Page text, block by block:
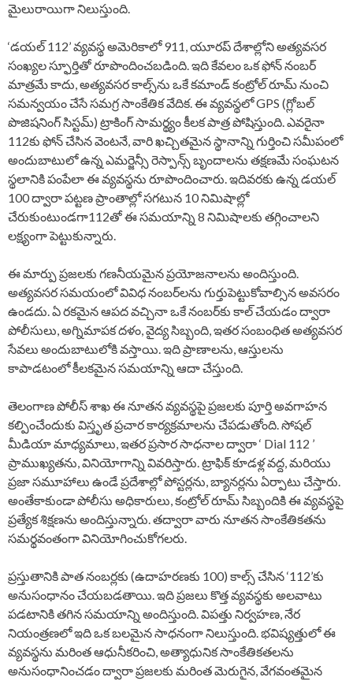
మైలురాయిగా నిలుస్తుంది.
‘డయల్ 112’ వ్యవస్థ అమెరికాలో 911, యూరప్ దేశాల్లోని అత్యవసర
సంఖ్యల స్ఫూర్తితో రూపొందించబడింది. ఇది కేవలం ఒక ఫోన్ నంబర్
మాత్రమే కాదు, అత్యవసర కాల్స్‌ను ఒకే కమాండ్ కంట్రోల్ రూమ్ నుంచి
సమన్వయం చేసే సమగ్ర సాంకేతిక వేదిక. ఈ వ్యవస్థలో GPS (గ్లోబల్
పొజిషనింగ్ సిస్టమ్) ట్రాకింగ్ సామర్థ్యం కీలక పాత్ర పోషిస్తుంది. ఎవరైనా
112కు ఫోన్ చేసిన వెంటనే, వారి ఖచ్చితమైన స్థానాన్ని గుర్తించి సమీపంలో
అందుబాటులో ఉన్న ఎమర్జెన్సీ రెస్పాన్స్ బృందాలను తక్షణమే సంఘటన
స్థలానికి పంపేలా ఈ వ్యవస్థను రూపొందించారు. ఇదివరకు ఉన్న డయల్
100 ద్వారా పట్టణ ప్రాంతాల్లో సగటున 10 నిమిషాల్లో
చేరుకుంటుండగా112తో ఈ సమయాన్ని 8 నిమిషాలకు తగ్గించాలని
లక్ష్యంగా పెట్టుకున్నారు.
ఈ మార్పు ప్రజలకు గణనీయమైన ప్రయోజనాలను అందిస్తుంది.
అత్యవసర సమయంలో వివిధ నంబర్‌లను గుర్తుపెట్టుకోవాల్సిన అవసరం
ఉండదు. ఏ రకమైన ఆపద వచ్చినా ఒకే నంబర్‌కు కాల్ చేయడం ద్వారా
పోలీసులు, అగ్నిమాపక దళం, వైద్య సిబ్బంది, ఇతర సంబంధిత అత్యవసర
సేవలు అందుబాటులోకి వస్తాయి. ఇది ప్రాణాలను, ఆస్తులను
కాపాడటంలో కీలకమైన సమయాన్ని ఆదా చేస్తుంది.
తెలంగాణ పోలీస్ శాఖ ఈ నూతన వ్యవస్థపై ప్రజలకు పూర్తి అవగాహన
కల్పించేందుకు విస్తృత ప్రచార కార్యక్రమాలను చేపడుతోంది. సోషల్
మీడియా మాధ్యమాలు, ఇతర ప్రసార సాధనాల ద్వారా ‘ Dial 112 ’
ప్రాముఖ్యతను, వినియోగాన్ని వివరిస్తారు. ట్రాఫిక్ కూడళ్ల వద్ద, మరియు
ప్రజా సమూహాలు ఉండే ప్రదేశాల్లో పోస్టర్లను, బ్యానర్లను ఏర్పాటు చేస్తారు.
అంతేకాకుండా పోలీసు అధికారులు, కంట్రోల్ రూమ్ సిబ్బందికి ఈ వ్యవస్థపై
ప్రత్యేక శిక్షణను అందిస్తున్నారు. తద్వారా వారు నూతన సాంకేతికతను
సమర్థవంతంగా వినియోగించుకోగలరు.
ప్రస్తుతానికి పాత నంబర్లకు (ఉదాహరణకు 100) కాల్స్ చేసిన ‘112’కు
అనుసంధానం చేయబడతాయి. ఇది ప్రజలు కొత్త వ్యవస్థకు అలవాటు
పడటానికి తగిన సమయాన్ని అందిస్తుంది. విపత్తు నిర్వహణ, నేర
నియంత్రణలో ఇది ఒక బలమైన సాధనంగా నిలుస్తుంది. భవిష్యత్తులో ఈ
వ్యవస్థను మరింత ఆధునీకరించి, అత్యాధునిక సాంకేతికతలను
అనుసంధానించడం ద్వారా ప్రజలకు మరింత మెరుగైన, వేగవంతమైన